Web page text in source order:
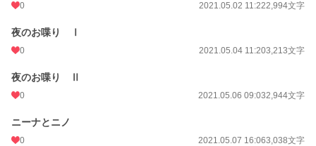
0 2021.05.02 11:222,994文字
夜のお喋り Ⅰ
0 2021.05.04 11:203,213文字
夜のお喋り Ⅱ
0 2021.05.06 09:032,944文字
ニーナとニノ
0 2021.05.07 16:063,038文字